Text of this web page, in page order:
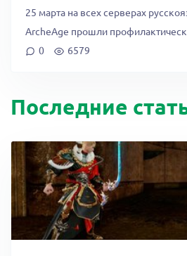
25 марта на всех серверах
ArcheAge прошли
0
6579
Последние